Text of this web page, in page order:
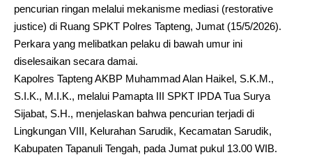
pencurian ringan melalui mekanisme mediasi (restorative
justice) di Ruang SPKT Polres Tapteng, Jumat (15/5/2026).
Perkara yang melibatkan pelaku di bawah umur ini
diselesaikan secara damai.
Kapolres Tapteng AKBP Muhammad Alan Haikel, S.K.M.,
S.I.K., M.I.K., melalui Pamapta III SPKT IPDA Tua Surya
Sijabat, S.H., menjelaskan bahwa pencurian terjadi di
Lingkungan VIII, Kelurahan Sarudik, Kecamatan Sarudik,
Kabupaten Tapanuli Tengah, pada Jumat pukul 13.00 WIB.